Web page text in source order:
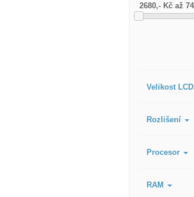
Velikost LCD
Rozlišení
Procesor
RAM